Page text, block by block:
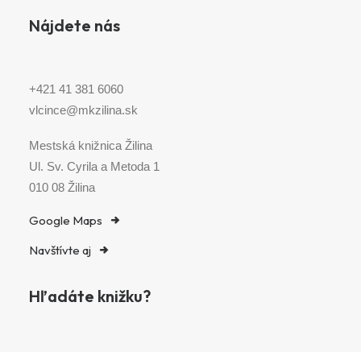
Nájdete nás
+421 41 381 6060
vlcince@mkzilina.sk
Mestská knižnica Žilina
Ul. Sv. Cyrila a Metoda 1
010 08 Žilina
Google Maps
Navštívte aj
Hľadáte knižku?